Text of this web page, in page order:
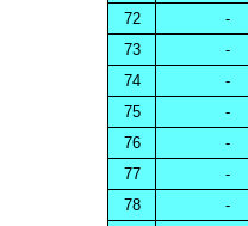
72
-
73
-
74
-
75
-
76
-
77
-
78
-